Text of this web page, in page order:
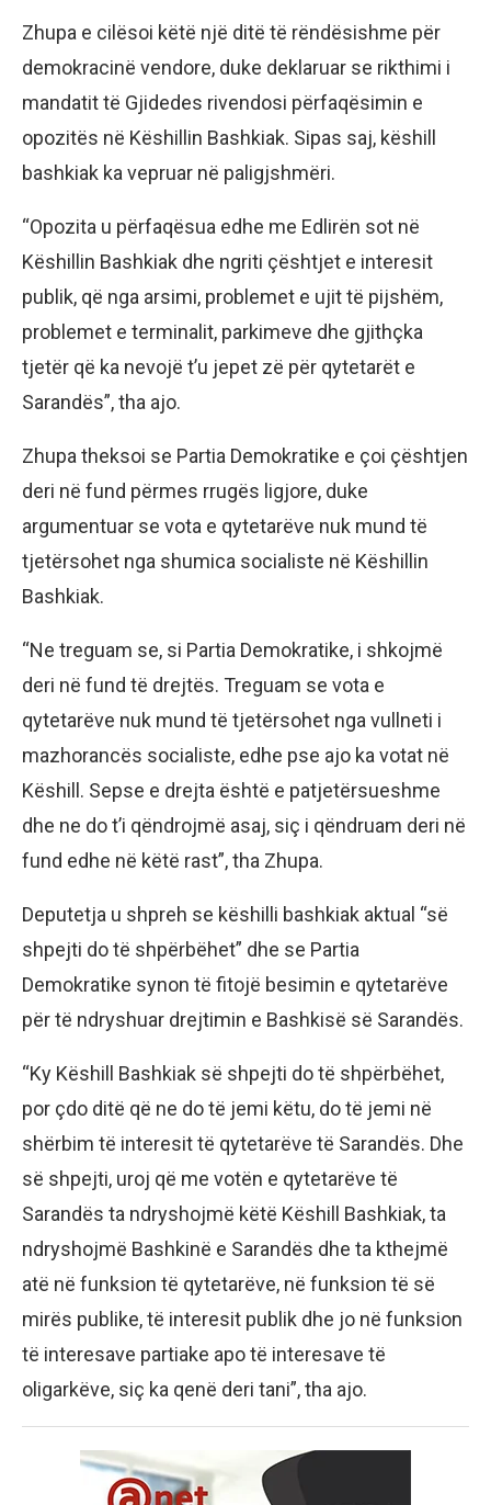
Zhupa e cilësoi këtë një ditë të rëndësishme për
demokracinë vendore, duke deklaruar se rikthimi i
mandatit të Gjidedes rivendosi përfaqësimin e
opozitës në Këshillin Bashkiak. Sipas saj, këshill
bashkiak ka vepruar në paligjshmëri.
“Opozita u përfaqësua edhe me Edlirën sot në
Këshillin Bashkiak dhe ngriti çështjet e interesit
publik, që nga arsimi, problemet e ujit të pijshëm,
problemet e terminalit, parkimeve dhe gjithçka
tjetër që ka nevojë t’u jepet zë për qytetarët e
Sarandës”, tha ajo.
Zhupa theksoi se Partia Demokratike e çoi çështjen
deri në fund përmes rrugës ligjore, duke
argumentuar se vota e qytetarëve nuk mund të
tjetërsohet nga shumica socialiste në Këshillin
Bashkiak.
“Ne treguam se, si Partia Demokratike, i shkojmë
deri në fund të drejtës. Treguam se vota e
qytetarëve nuk mund të tjetërsohet nga vullneti i
mazhorancës socialiste, edhe pse ajo ka votat në
Këshill. Sepse e drejta është e patjetërsueshme
dhe ne do t’i qëndrojmë asaj, siç i qëndruam deri në
fund edhe në këtë rast”, tha Zhupa.
Deputetja u shpreh se këshilli bashkiak aktual “së
shpejti do të shpërbëhet” dhe se Partia
Demokratike synon të fitojë besimin e qytetarëve
për të ndryshuar drejtimin e Bashkisë së Sarandës.
“Ky Këshill Bashkiak së shpejti do të shpërbëhet,
por çdo ditë që ne do të jemi këtu, do të jemi në
shërbim të interesit të qytetarëve të Sarandës. Dhe
së shpejti, uroj që me votën e qytetarëve të
Sarandës ta ndryshojmë këtë Këshill Bashkiak, ta
ndryshojmë Bashkinë e Sarandës dhe ta kthejmë
atë në funksion të qytetarëve, në funksion të së
mirës publike, të interesit publik dhe jo në funksion
të interesave partiake apo të interesave të
oligarkëve, siç ka qenë deri tani”, tha ajo.